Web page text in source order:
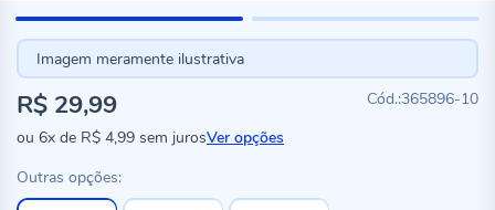
Imagem meramente ilustrativa
365896-10
R$ 29,99
ou 6x de R$ 4,99 sem jurosVer opções
Outras opções: